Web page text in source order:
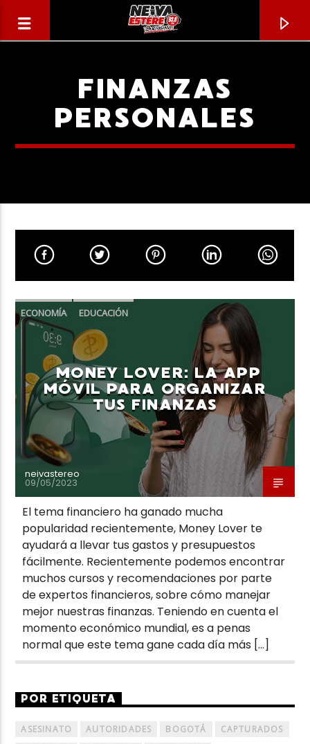
CANCIÓN ACTUAL
TÍTULO
ARTISTA
Neiva Estereo
FINANZAS
PERSONALES
ECONOMÍA EDUCACIÓN
MONEY LOVER: LA APP
MÓVIL PARA ORGANIZAR
TUS FINANZAS
neivastereo
09/05/2023
El tema financiero ha ganado mucha
popularidad recientemente, Money Lover te
ayudará a llevar tus gastos y presupuestos
fácilmente. Recientemente podemos encontrar
muchos cursos y recomendaciones por parte
de expertos financieros, sobre cómo manejar
mejor nuestras finanzas. Teniendo en cuenta el
momento económico mundial, es a penas
normal que este tema gane cada día más […]
POR ETIQUETA
ASESINATO AUTORIDADES BOGOTÁ
CAPTURADOS